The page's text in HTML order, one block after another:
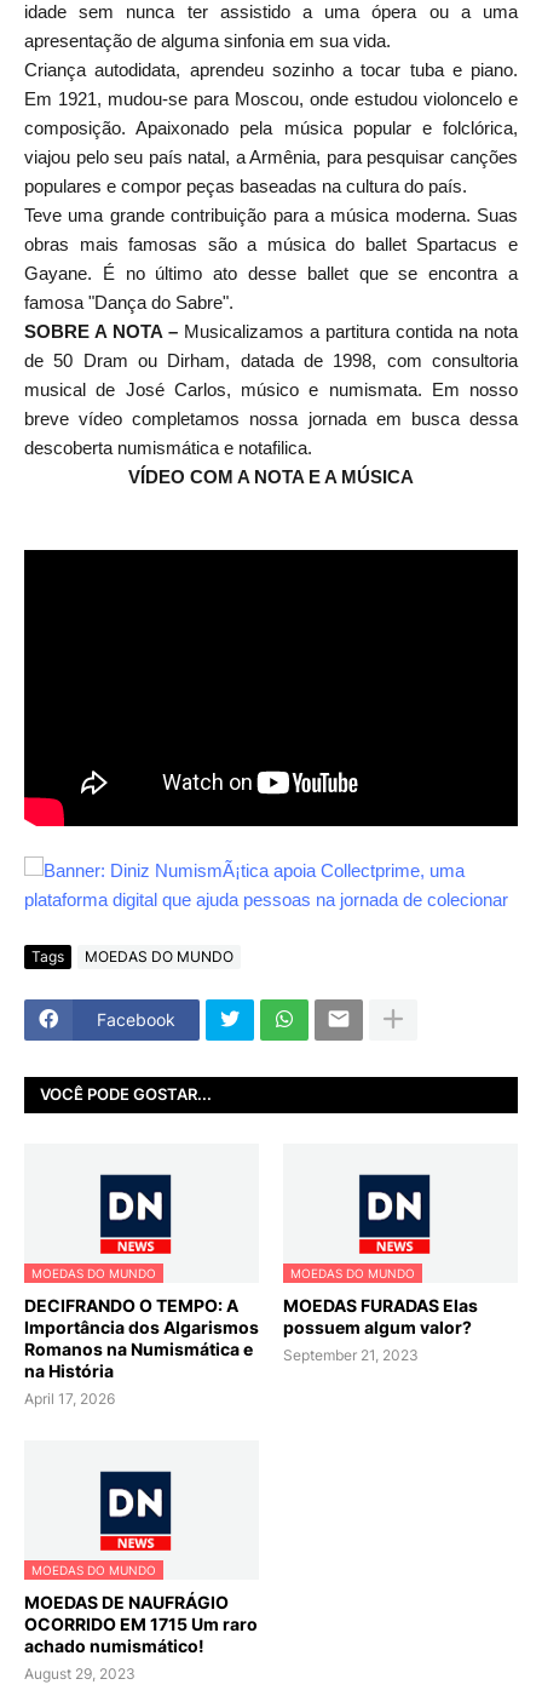
idade sem nunca ter assistido a uma ópera ou a uma
apresentação de alguma sinfonia em sua vida.
Criança autodidata, aprendeu sozinho a tocar tuba e piano.
Em 1921, mudou-se para Moscou, onde estudou violoncelo e
composição. Apaixonado pela música popular e folclórica,
viajou pelo seu país natal, a Armênia, para pesquisar canções
populares e compor peças baseadas na cultura do país.
Teve uma grande contribuição para a música moderna. Suas
obras mais famosas são a música do ballet Spartacus e
Gayane. É no último ato desse ballet que se encontra a
famosa "Dança do Sabre".
SOBRE A NOTA – Musicalizamos a partitura contida na nota
de 50 Dram ou Dirham, datada de 1998, com consultoria
musical de José Carlos, músico e numismata. Em nosso
breve vídeo completamos nossa jornada em busca dessa
descoberta numismática e notafilica.
VÍDEO COM A NOTA E A MÚSICA
Tags MOEDAS DO MUNDO
Facebook
VOCÊ PODE GOSTAR...
MOEDAS DO MUNDO
DECIFRANDO O TEMPO: A
Importância dos Algarismos
Romanos na Numismática e
na História
April 17, 2026
MOEDAS DO MUNDO
MOEDAS FURADAS Elas
possuem algum valor?
September 21, 2023
MOEDAS DO MUNDO
MOEDAS DE NAUFRÁGIO
OCORRIDO EM 1715 Um raro
achado numismático!
August 29, 2023